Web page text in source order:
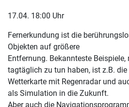
17.04. 18:00 Uhr
Fernerkundung ist die
Objekten auf größere
Entfernung. Bekannteste
tagtäglich zu tun haben, ist z.B. die
Wetterkarte mit Regenradar und
als Simulation in die Zukunft.
Aber auch die